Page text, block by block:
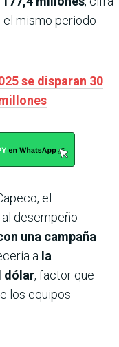
el mismo periodo
se disparan 30
el
desempeño
una campaña
a la
dólar, factor que
los equipos